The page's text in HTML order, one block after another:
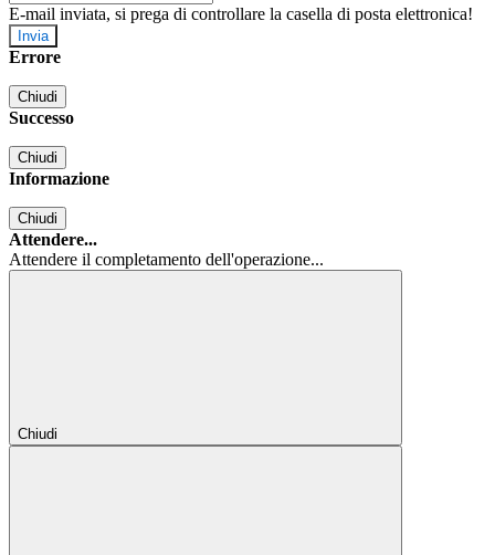
E-mail inviata, si prega di controllare la casella di posta elettronica!
Errore
Chiudi
Successo
Chiudi
Informazione
Chiudi
Attendere...
Attendere il completamento dell'operazione...
Chiudi